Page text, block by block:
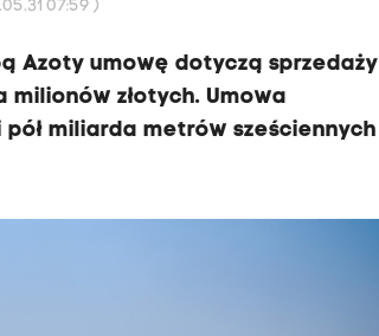
07:59 )
Azoty umowę dotyczą sprzedaży
złotych. Umowa
miliarda metrów sześciennych